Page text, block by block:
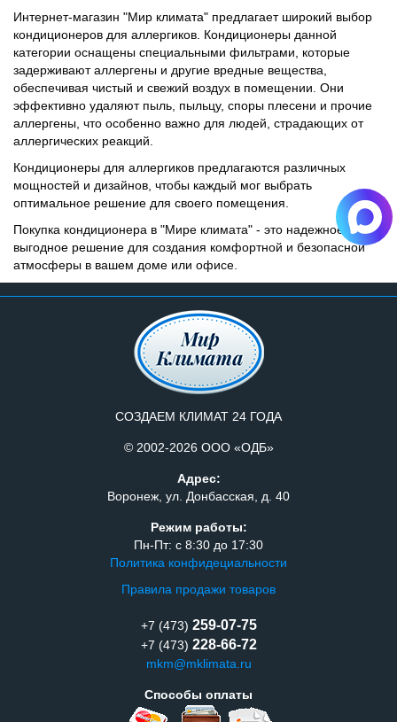
Интернет-магазин "Мир климата" предлагает широкий выбор
кондиционеров для аллергиков. Кондиционеры данной
категории оснащены специальными фильтрами, которые
задерживают аллергены и другие вредные вещества,
обеспечивая чистый и свежий воздух в помещении. Они
эффективно удаляют пыль, пыльцу, споры плесени и прочие
аллергены, что особенно важно для людей, страдающих от
аллергических реакций.
Кондиционеры для аллергиков предлагаются различных
мощностей и дизайнов, чтобы каждый мог выбрать
оптимальное решение для своего помещения.
Покупка кондиционера в "Мире климата" - это надежное и
выгодное решение для создания комфортной и безопасной
атмосферы в вашем доме или офисе.
СОЗДАЕМ КЛИМАТ 24 ГОДА
© 2002-2026 ООО «ОДБ»
Адрес:
Воронеж, ул. Донбасская, д. 40
Режим работы:
Пн-Пт: с 8:30 до 17:30
Политика конфидециальности
Правила продажи товаров
+7 (473) 259-07-75
+7 (473) 228-66-72
mkm@mklimata.ru
Способы оплаты